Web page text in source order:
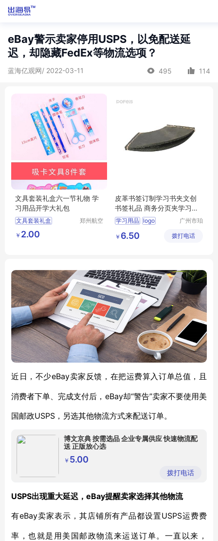
eBay警示卖家停用USPS，以免配送延
迟，却隐藏FedEx等物流选项？
蓝海亿观网/ 2022-03-11 495 114
文具套装礼盒六一节礼物 学
习用品开学大礼包
文具套装礼盒
六一节礼物
学习用品开学大礼包
郑州航空
￥ 2.00
皮革书签订制学习书夹文创
书签礼品 商务分页夹学习用
品压印logo
学习用品 logo
广州市珀
限公司
￥ 6.50 拨打电话
近日，不少eBay卖家反馈，在把运费算入订单总值，且
消费者下单、完成支付后，eBay却“警告”卖家不要使用美
国邮政USPS，另选其他物流方式来配送订单。
博文京典 按需选品 企业专属供应 快速物流配
送 正版放心选
￥ 5.00
拨打电话
USPS出现重大延迟，eBay提醒卖家选择其他物流
有eBay卖家表示，其店铺所有产品都设置USPS运费费
率，也就是用美国邮政物流来运送订单。一直以来，